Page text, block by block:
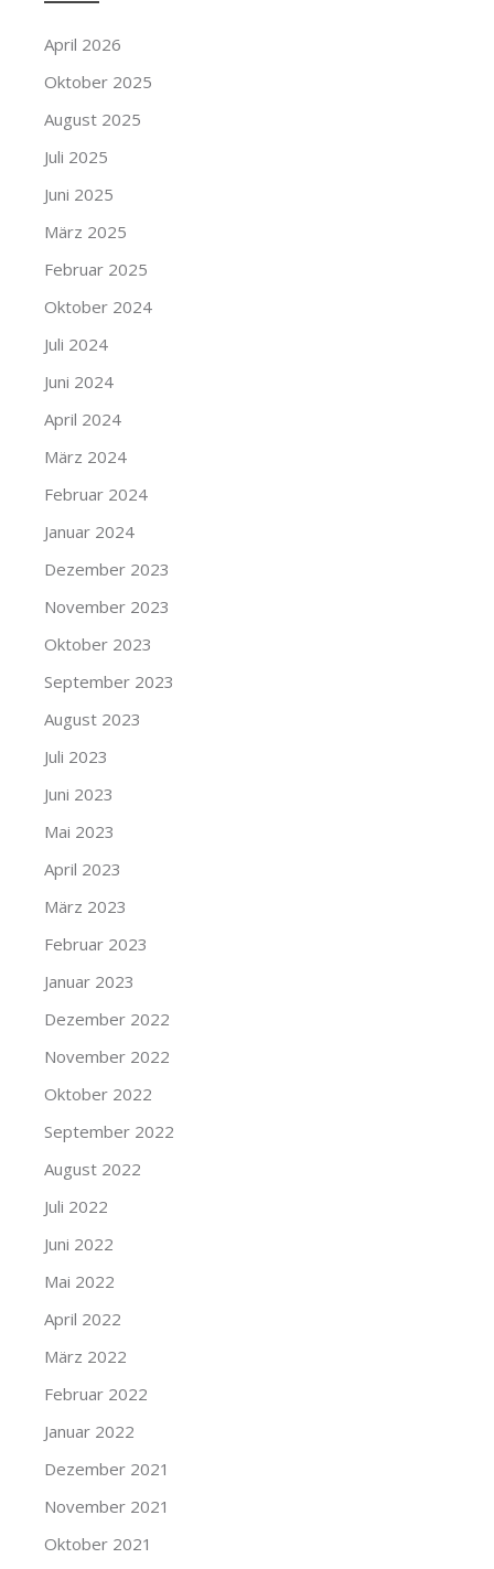
April 2026
Oktober 2025
August 2025
Juli 2025
Juni 2025
März 2025
Februar 2025
Oktober 2024
Juli 2024
Juni 2024
April 2024
März 2024
Februar 2024
Januar 2024
Dezember 2023
November 2023
Oktober 2023
September 2023
August 2023
Juli 2023
Juni 2023
Mai 2023
April 2023
März 2023
Februar 2023
Januar 2023
Dezember 2022
November 2022
Oktober 2022
September 2022
August 2022
Juli 2022
Juni 2022
Mai 2022
April 2022
März 2022
Februar 2022
Januar 2022
Dezember 2021
November 2021
Oktober 2021